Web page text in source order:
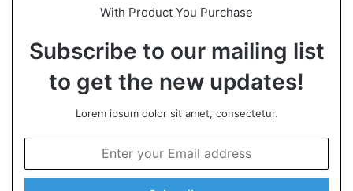
With Product You Purchase
Subscribe to our mailing list
to get the new updates!
Lorem ipsum dolor sit amet, consectetur.
t